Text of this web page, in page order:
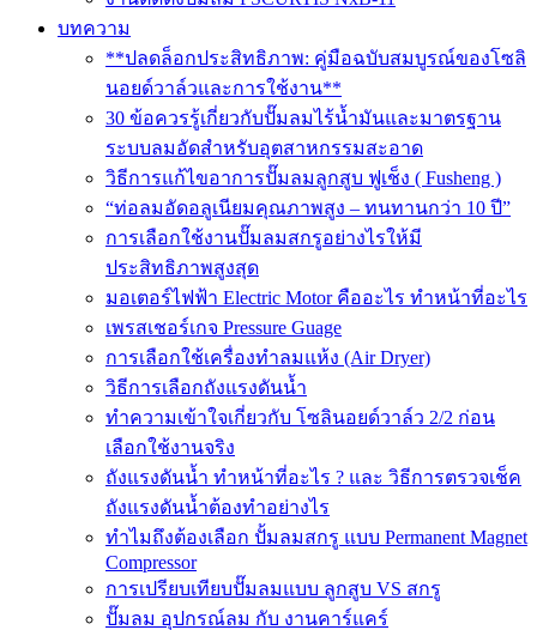
บทความ
**ปลดล็อกประสิทธิภาพ: คู่มือฉบับสมบูรณ์ของโซลิ
นอยด์วาล์วและการใช้งาน**
30 ข้อควรรู้เกี่ยวกับปั๊มลมไร้น้ำมันและมาตรฐาน
ระบบลมอัดสำหรับอุตสาหกรรมสะอาด
วิธีการแก้ไขอาการปั๊มลมลูกสูบ ฟูเช็ง ( Fusheng )
“ท่อลมอัดอลูเนียมคุณภาพสูง – ทนทานกว่า 10 ปี”
การเลือกใช้งานปั๊มลมสกรูอย่างไรให้มี
ประสิทธิภาพสูงสุด
มอเตอร์ไฟฟ้า Electric Motor คืออะไร ทำหน้าที่อะไร
เพรสเชอร์เกจ Pressure Guage
การเลือกใช้เครื่องทำลมแห้ง (Air Dryer)
วิธีการเลือกถังแรงดันน้ำ
ทำความเข้าใจเกี่ยวกับ โซลินอยด์วาล์ว 2/2 ก่อน
เลือกใช้งานจริง
ถังแรงดันน้ำ ทำหน้าที่อะไร ? และ วิธีการตรวจเช็ค
ถังแรงดันน้ำต้องทำอย่างไร
ทำไมถึงต้องเลือก ปั้มลมสกรู แบบ Permanent Magnet
Compressor
การเปรียบเทียบปั๊มลมแบบ ลูกสูบ VS สกรู
ปั๊มลม อุปกรณ์ลม กับ งานคาร์แคร์